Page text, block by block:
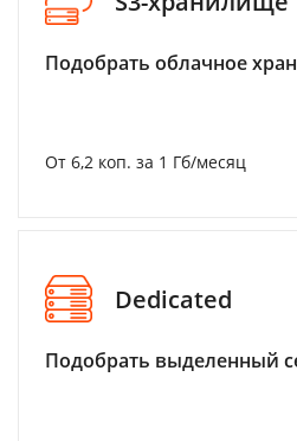
Подобрать облачное
От 6,2 коп. за 1 Гб/месяц
Dedicated
Подобрать выделенный